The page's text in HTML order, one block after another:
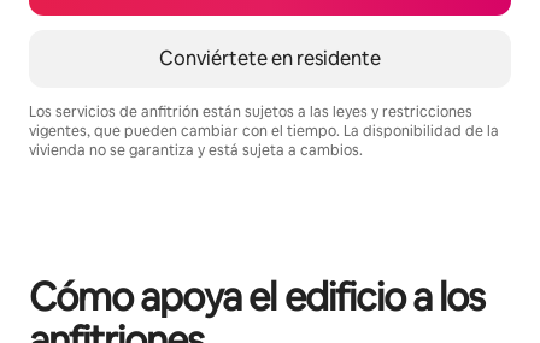
Conviértete en residente
Los servicios de anfitrión están sujetos a las leyes y restricciones
vigentes, que pueden cambiar con el tiempo. La disponibilidad de la
vivienda no se garantiza y está sujeta a cambios.
Cómo apoya el edificio a los